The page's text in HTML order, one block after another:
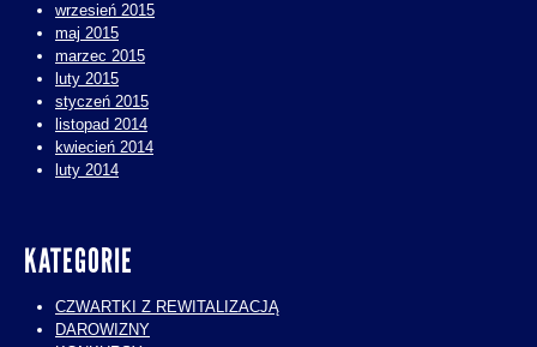
wrzesień 2015
maj 2015
marzec 2015
luty 2015
styczeń 2015
listopad 2014
kwiecień 2014
luty 2014
KATEGORIE
CZWARTKI Z REWITALIZACJĄ
DAROWIZNY